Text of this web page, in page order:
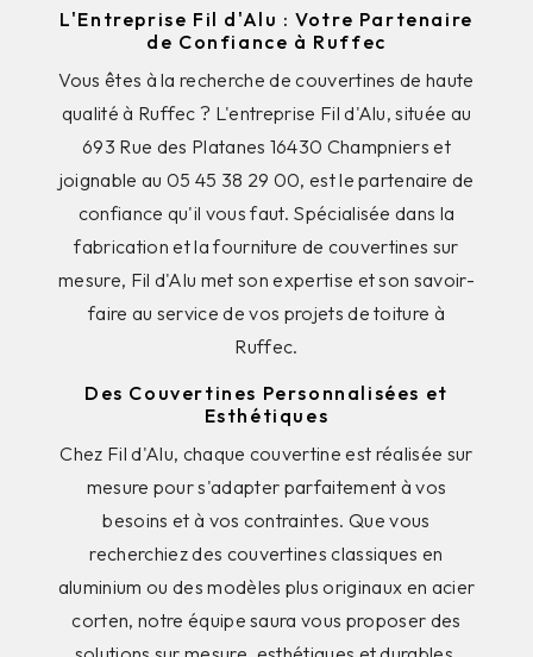
L'Entreprise Fil d'Alu : Votre Partenaire
de Confiance à Ruffec
Vous êtes à la recherche de couvertines de haute
qualité à Ruffec ? L'entreprise Fil d'Alu, située au
693 Rue des Platanes 16430 Champniers et
joignable au 05 45 38 29 00, est le partenaire de
confiance qu'il vous faut. Spécialisée dans la
fabrication et la fourniture de couvertines sur
mesure, Fil d'Alu met son expertise et son savoir-
faire au service de vos projets de toiture à
Ruffec.
Des Couvertines Personnalisées et
Esthétiques
Chez Fil d'Alu, chaque couvertine est réalisée sur
mesure pour s'adapter parfaitement à vos
besoins et à vos contraintes. Que vous
recherchiez des couvertines classiques en
aluminium ou des modèles plus originaux en acier
corten, notre équipe saura vous proposer des